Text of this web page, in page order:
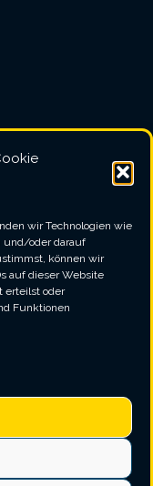
wir Technologien wie
und/oder darauf
können wir
auf dieser Website
erteilst oder
Funktionen
er gelingt –
auch ein
Darts in die
problematisch,
ein
ergibt (T20 –
Seite der 18.